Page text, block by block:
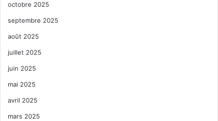
octobre 2025
septembre 2025
août 2025
juillet 2025
juin 2025
mai 2025
avril 2025
mars 2025